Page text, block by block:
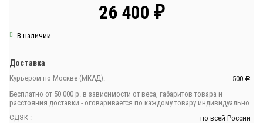
26 400 ₽
В наличии
Доставка
Курьером по Москве (МКАД): 500 Р
Бесплатно от 50 000 р. в зависимости от веса, габаритов товара и
расстояния доставки - оговаривается по каждому товару индивидуально
СДЭК :
по всей России